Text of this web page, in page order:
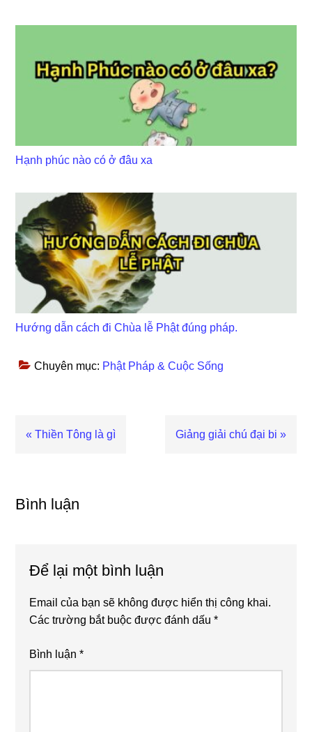
Hạnh phúc nào có ở đâu xa
Hướng dẫn cách đi Chùa lễ Phật đúng pháp.
Chuyên mục: Phật Pháp & Cuộc Sống
Bài
« Thiền Tông là gì
Bài
Giảng giải chú đại bi »
Interactions
Bình luận
Để lại một bình luận
Email của bạn sẽ không được hiển thị công khai.
Các trường bắt buộc được đánh dấu*
Bình luận*